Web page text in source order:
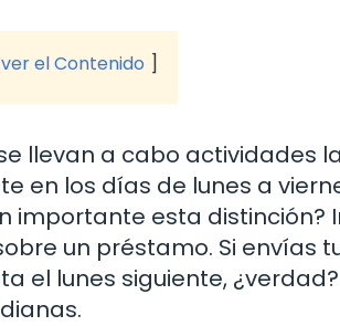
el Contenido
llevan a cabo actividades
en los días de lunes a
importante esta distinción?
un préstamo. Si envías
el lunes siguiente,